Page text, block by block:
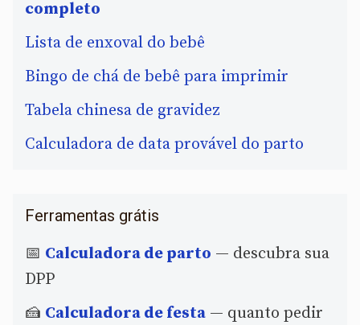
completo
Lista de enxoval do bebê
Bingo de chá de bebê para imprimir
Tabela chinesa de gravidez
Calculadora de data provável do parto
Ferramentas grátis
📅 Calculadora de parto — descubra sua
DPP
🍰 Calculadora de festa — quanto pedir